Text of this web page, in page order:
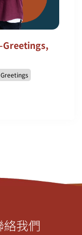
Greetings
絡我們